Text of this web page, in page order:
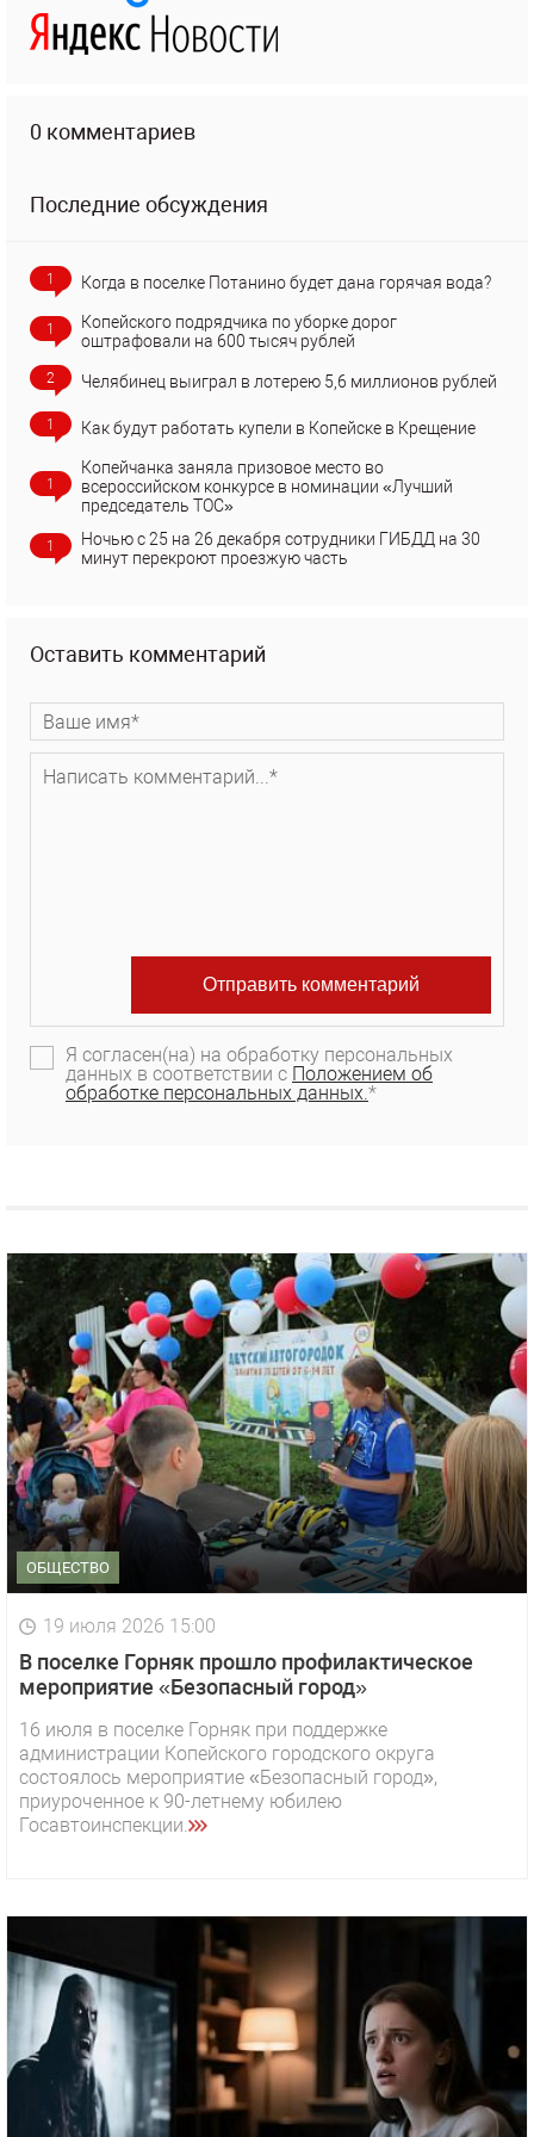
0 комментариев
Последние обсуждения
1 Когда в поселке Потанино будет дана горячая вода?
1
Копейского подрядчика по уборке дорог
оштрафовали на 600 тысяч рублей
2 Челябинец выиграл в лотерею 5,6 миллионов рублей
1 Как будут работать купели в Копейске в Крещение
1
Копейчанка заняла призовое место во
всероссийском конкурсе в номинации «Лучший
председатель ТОС»
1
Ночью с 25 на 26 декабря сотрудники ГИБДД на 30
минут перекроют проезжую часть
Оставить комментарий
Я согласен(на) на обработку персональных
данных в соответствии с Положением об
обработке персональных данных.*
ОБЩЕСТВО
19 июля 2026 15:00
В поселке Горняк прошло профилактическое
мероприятие «Безопасный город»
16 июля в поселке Горняк при поддержке
администрации Копейского городского округа
состоялось мероприятие «Безопасный город»,
приуроченное к 90-летнему юбилею
Госавтоинспекции.